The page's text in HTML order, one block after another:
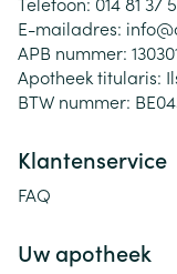
E-mailadres: info@
APB nummer:
Apotheek titularis:
BTW nummer:
Klantenservice
FAQ
Uw apotheek